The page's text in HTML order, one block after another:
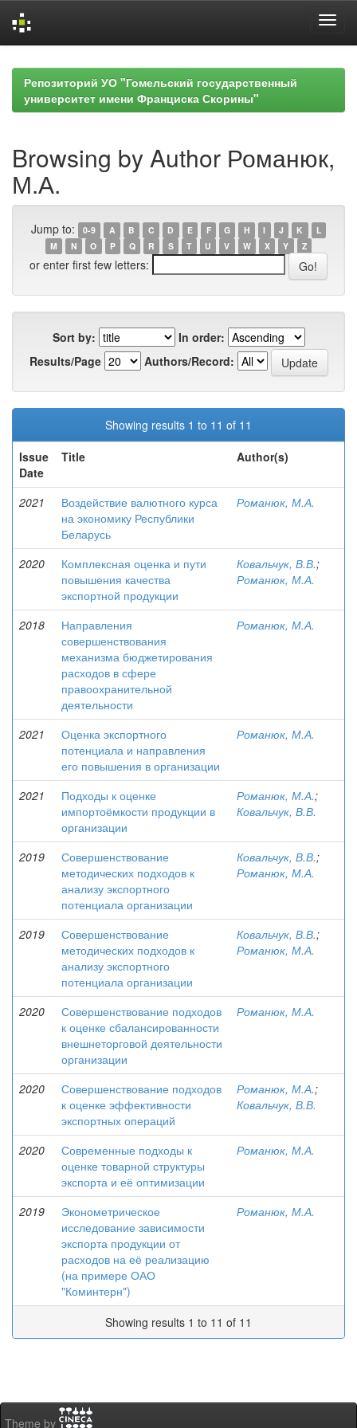
navigationРепозиторий УО "Гомельский государственный
университет имени Франциска Скорины"
Browsing by Author Романюк,
М.А.
Jump to: 0-9 A B C D E F G H I J K
L
M
N O P Q R S T U V W X Y Z
or enter first few letters:
Sort by:
In order:
Results/Page
Authors/Record:
Showing results 1 to 11 of 11
Issue
Date
Title Author(s)
2021
Воздействие валютного курса
на экономику Республики
Беларусь
Романюк, М.А.
2020
Комплексная оценка и пути
повышения качества
экспортной продукции
Ковальчук, В.В.;
Романюк, М.А.
2018
Направления
совершенствования
механизма бюджетирования
расходов в сфере
правоохранительной
деятельности
Романюк, М.А.
2021
Оценка экспортного
потенциала и направления
его повышения в организации
Романюк, М.А.
2021
Подходы к оценке
импортоёмкости продукции в
организации
Романюк, М.А.;
Ковальчук, В.В.
2019
Совершенствование
методических подходов к
анализу экспортного
потенциала организации
Ковальчук, В.В.;
Романюк, М.А.
2019
Совершенствование
методических подходов к
анализу экспортного
потенциала организации
Ковальчук, В.В.;
Романюк, М.А.
2020
Совершенствование подходов
к оценке сбалансированности
внешнеторговой деятельности
организации
Романюк, М.А.
2020
Совершенствование подходов
к оценке эффективности
экспортных операций
Романюк, М.А.;
Ковальчук, В.В.
2020
Современные подходы к
оценке товарной структуры
экспорта и её оптимизации
Романюк, М.А.
2019
Эконометрическое
исследование зависимости
экспорта продукции от
расходов на её реализацию
(на примере ОАО
"Коминтерн")
Романюк, М.А.
Showing results 1 to 11 of 11
Theme by